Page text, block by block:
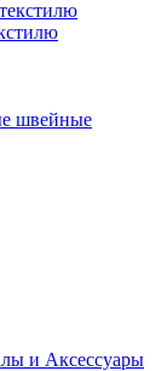
швейные